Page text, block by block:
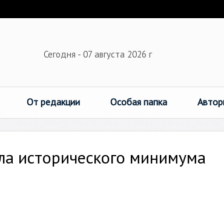
Сегодня - 07 августа 2026 г
От редакции Особая папка
исторического минимума